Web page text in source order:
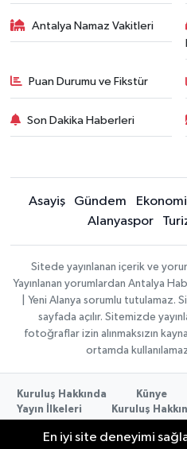
Antalya Namaz Vakitleri
Puan Durumu ve Fikstür
Son Dakika Haberleri
Asayiş Gündem Ekonomi
Alanyaspor
Sitede yayınlanan içerik ve
Yayınlanan yorumlardan Antalya
| Yeni Alanya sorumlu tutulamaz.
sayfada açılır. Sitemizde
fotoğraflar izin alınmaksızın
ortamda
Kuruluş Hakkında
Künye
Yayın İlkeleri
Kuruluş
Kullanım Şartları
En iyi site deneyimi